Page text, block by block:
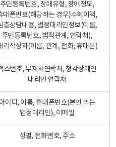
주민등록번호, 장애유형, 장애정도,
대폰번호(해당하는 경우)수혜이력,
층상담내용, 법정대리인정보(이름,
주민등록번호, 법적관계, 연락처),
리작성자(이름, 관계, 전화, 휴대폰)
스번호, 부재시연락처, 청각장애인
대리인 연락처
아이디, 이름, 휴대폰번호(본인 또는
법정대리인), 이메일
성별, 전화번호, 주소